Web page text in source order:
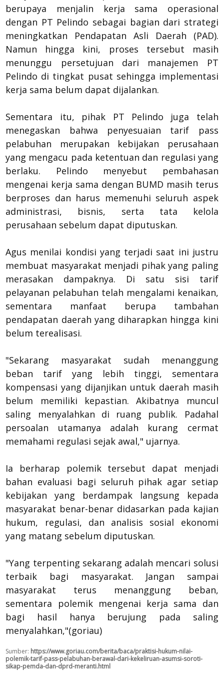
berupaya menjalin kerja sama operasional
dengan PT Pelindo sebagai bagian dari strategi
meningkatkan Pendapatan Asli Daerah (PAD).
Namun hingga kini, proses tersebut masih
menunggu persetujuan dari manajemen PT
Pelindo di tingkat pusat sehingga implementasi
kerja sama belum dapat dijalankan.
Sementara itu, pihak PT Pelindo juga telah
menegaskan bahwa penyesuaian tarif pass
pelabuhan merupakan kebijakan perusahaan
yang mengacu pada ketentuan dan regulasi yang
berlaku. Pelindo menyebut pembahasan
mengenai kerja sama dengan BUMD masih terus
berproses dan harus memenuhi seluruh aspek
administrasi, bisnis, serta tata kelola
perusahaan sebelum dapat diputuskan.
Agus menilai kondisi yang terjadi saat ini justru
membuat masyarakat menjadi pihak yang paling
merasakan dampaknya. Di satu sisi tarif
pelayanan pelabuhan telah mengalami kenaikan,
sementara manfaat berupa tambahan
pendapatan daerah yang diharapkan hingga kini
belum terealisasi.
"Sekarang masyarakat sudah menanggung
beban tarif yang lebih tinggi, sementara
kompensasi yang dijanjikan untuk daerah masih
belum memiliki kepastian. Akibatnya muncul
saling menyalahkan di ruang publik. Padahal
persoalan utamanya adalah kurang cermat
memahami regulasi sejak awal," ujarnya.
Ia berharap polemik tersebut dapat menjadi
bahan evaluasi bagi seluruh pihak agar setiap
kebijakan yang berdampak langsung kepada
masyarakat benar-benar didasarkan pada kajian
hukum, regulasi, dan analisis sosial ekonomi
yang matang sebelum diputuskan.
"Yang terpenting sekarang adalah mencari solusi
terbaik bagi masyarakat. Jangan sampai
masyarakat terus menanggung beban,
sementara polemik mengenai kerja sama dan
bagi hasil hanya berujung pada saling
menyalahkan,"(goriau)
Sumber: https://www.goriau.com/berita/baca/praktisi-hukum-nilai-
polemik-tarif-pass-pelabuhan-berawal-dari-kekeliruan-asumsi-soroti-
sikap-pemda-dan-dprd-meranti.html